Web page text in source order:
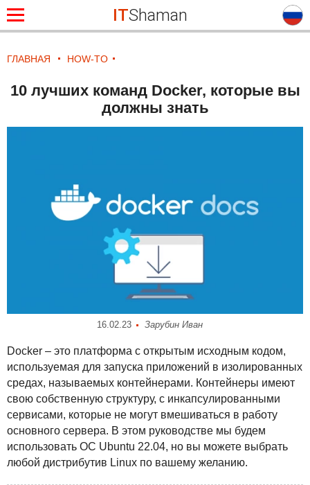
ITShaman
ГЛАВНАЯ HOW-TO
10 лучших команд Docker, которые вы
должны знать
16.02.23 Зарубин Иван
Docker – это платформа с открытым исходным кодом,
используемая для запуска приложений в изолированных
средах, называемых контейнерами. Контейнеры имеют
свою собственную структуру, с инкапсулированными
сервисами, которые не могут вмешиваться в работу
основного сервера. В этом руководстве мы будем
использовать ОС Ubuntu 22.04, но вы можете выбрать
любой дистрибутив Linux по вашему желанию.